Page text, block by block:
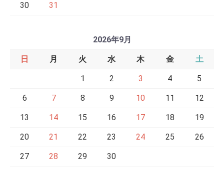
30 31
2026年9月
日 月 火 水 木 金 土
1 2 3 4 5
6 7 8 9 10 11 12
13 14 15 16 17 18 19
20 21 22 23 24 25 26
27 28 29 30